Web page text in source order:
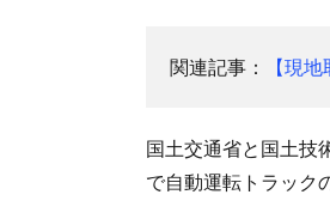
関連記事： 【現
国土交通省と国土技
で自動運転トラック